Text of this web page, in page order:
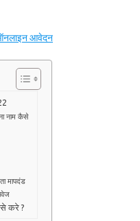
आवेदन
नाम कैसे
मापदंड
करे ?